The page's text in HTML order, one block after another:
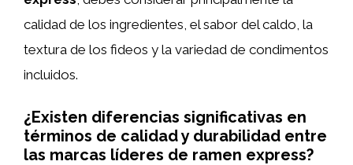
calidad de los ingredientes, el sabor del caldo, la
textura de los fideos y la variedad de condimentos
incluidos.
¿Existen diferencias significativas en
términos de calidad y durabilidad entre
las marcas líderes de ramen express?